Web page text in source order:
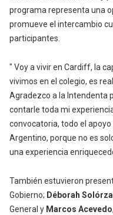
programa representa una
promueve el intercambio
participantes.
" Voy a vivir en Cardiff, la
vivimos en el colegio, es
Agradezco a la Intendenta
contarle toda mi
convocatoria, todo el
Argentino, porque no es
una experiencia
También estuvieron
Gobierno; Déborah
General y Marcos Acevedo